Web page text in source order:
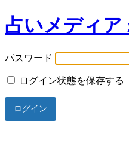
占いメディア
パスワード
ログイン状態を保存する